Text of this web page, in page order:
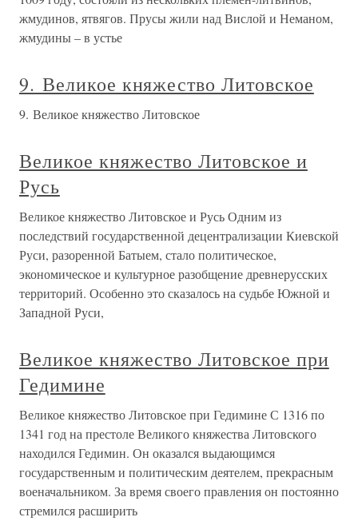
жмудинов, ятвягов. Прусы жили над Вислой и Неманом,
жмудины – в устье
9. Великое княжество Литовское
9. Великое княжество Литовское
Великое княжество Литовское и
Русь
Великое княжество Литовское и Русь Одним из
последствий государственной децентрализации Киевской
Руси, разоренной Батыем, стало политическое,
экономическое и культурное разобщение древнерусских
территорий. Особенно это сказалось на судьбе Южной и
Западной Руси,
Великое княжество Литовское при
Гедимине
Великое княжество Литовское при Гедимине С 1316 по
1341 год на престоле Великого княжества Литовского
находился Гедимин. Он оказался выдающимся
государственным и политическим деятелем, прекрасным
военачальником. За время своего правления он постоянно
стремился расширить